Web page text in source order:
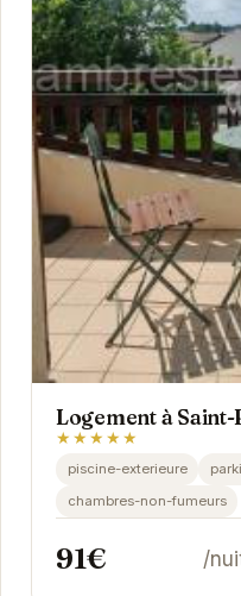
Logement à
★★★★★
piscine-exterieure
chambres-non-fumeurs
91€ /